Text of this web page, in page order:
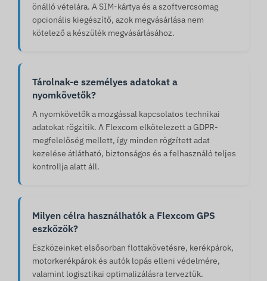
önálló vételára. A SIM-kártya és a szoftvercsomag
opcionális kiegészítő, azok megvásárlása nem
kötelező a készülék megvásárlásához.
Tárolnak-e személyes adatokat a
nyomkövetők?
A nyomkövetők a mozgással kapcsolatos technikai
adatokat rögzítik. A Flexcom elkötelezett a GDPR-
megfelelőség mellett, így minden rögzített adat
kezelése átlátható, biztonságos és a felhasználó teljes
kontrollja alatt áll.
Milyen célra használhatók a Flexcom GPS
eszközök?
Eszközeinket elsősorban flottakövetésre, kerékpárok,
motorkerékpárok és autók lopás elleni védelmére,
valamint logisztikai optimalizálásra terveztük.